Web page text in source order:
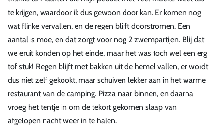
te krijgen, waardoor ik dus gewoon door kan. Er komen nog
wat flinke vervallen, en de regen blijft doorstromen. Een
aantal is moe, en dat zorgt voor nog 2 zwempartijen. Blij dat
we eruit konden op het einde, maar het was toch wel een erg
tof stuk! Regen blijft met bakken uit de hemel vallen, er wordt
dus niet zelf gekookt, maar schuiven lekker aan in het warme
restaurant van de camping. Pizza naar binnen, en daarna
vroeg het tentje in om de tekort gekomen slaap van
afgelopen nacht weer in te halen.